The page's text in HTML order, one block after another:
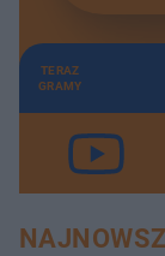
TERAZ
GRAMY